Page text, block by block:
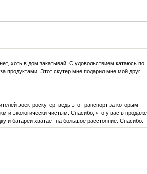
хоть в дом закатывай. С удовольствием катаюсь по
продуктами. Этот скутер мне подарил мне мой друг.
эоектроскутер, ведь это транспорт за которым
и экологически чистым. Спасибо, что у вас в продаже
и батареи хватает на большое расстояние. Спасибо.